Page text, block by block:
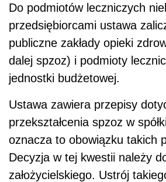
Do podmiotów leczniczych
przedsiębiorcami ustawa
publiczne zakłady opieki
dalej spzoz) i podmioty
jednostki budżetowej.
Ustawa zawiera przepisy
przekształcenia spzoz w
oznacza to obowiązku takich
Decyzja w tej kwestii należy
założycielskiego. Ustrój